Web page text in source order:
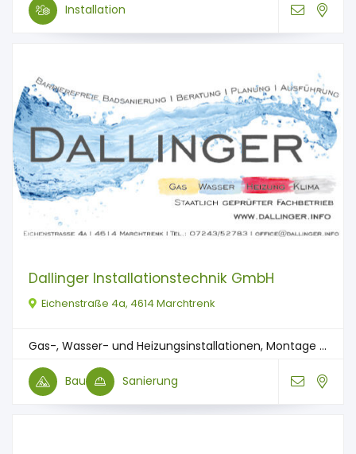
Installation
Dallinger Installationstechnik GmbH
Eichenstraße 4a, 4614 Marchtrenk
Gas-, Wasser- und Heizungsinstallationen, Montage ...
Bau Sanierung